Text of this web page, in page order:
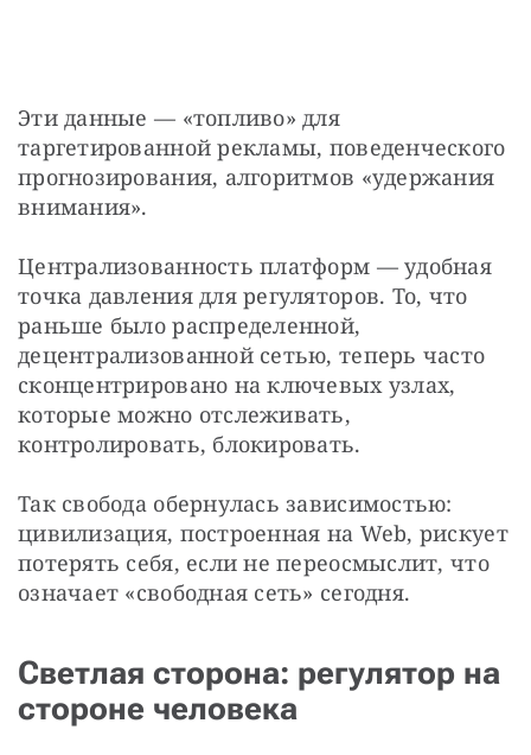
Эти данные — «топливо» для
таргетированной рекламы, поведенческого
прогнозирования, алгоритмов «удержания
внимания».
Централизованность платформ — удобная
точка давления для регуляторов. То, что
раньше было распределенной,
децентрализованной сетью, теперь часто
сконцентрировано на ключевых узлах,
которые можно отслеживать,
контролировать, блокировать.
Так свобода обернулась зависимостью:
цивилизация, построенная на Web, рискует
потерять себя, если не переосмыслит, что
означает «свободная сеть» сегодня.
Светлая сторона: регулятор на
стороне человека